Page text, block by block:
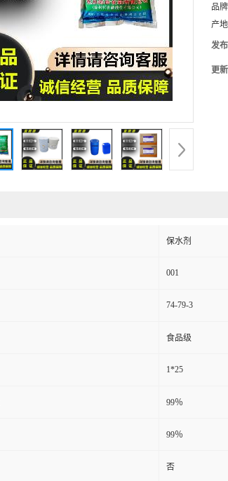
品牌
产地
发布
更新
保水剂
001
74-79-3
食品级
1*25
99％
99％
否